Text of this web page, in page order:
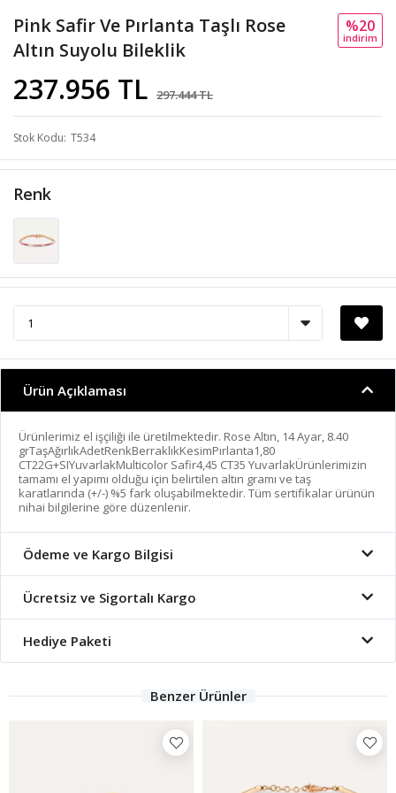
Pink Safir Ve Pırlanta Taşlı Rose
Altın Suyolu Bileklik
237.956 TL 297.444 TL
%20
i̇ndi̇ri̇m
Stok Kodu T534
Renk
Ürün Açıklaması
Ürünlerimiz el işçiliği ile üretilmektedir. Rose Altın, 14 Ayar, 8.40
grTaşAğırlıkAdetRenkBerraklıkKesimPırlanta1,80
CT22G+SIYuvarlakMulticolor Safir4,45 CT35 YuvarlakÜrünlerimizin
tamamı el yapımı olduğu için belirtilen altın gramı ve taş
karatlarında (+/-) %5 fark oluşabilmektedir. Tüm sertifikalar ürünün
nihai bilgilerine göre düzenlenir.
Ödeme ve Kargo Bilgisi
Ücretsiz ve Sigortalı Kargo
Hediye Paketi
Benzer Ürünler